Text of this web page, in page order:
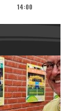
14:00